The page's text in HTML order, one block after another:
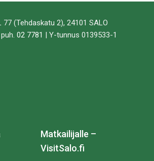
77 (Tehdaskatu 2), 24101 SALO
02 7781 | Y-tunnus 0139533-1
Matkailijalle –
VisitSalo.fi